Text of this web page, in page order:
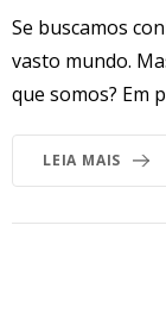
Se buscamos
vasto mundo.
que somos? Em
LEIA MAIS